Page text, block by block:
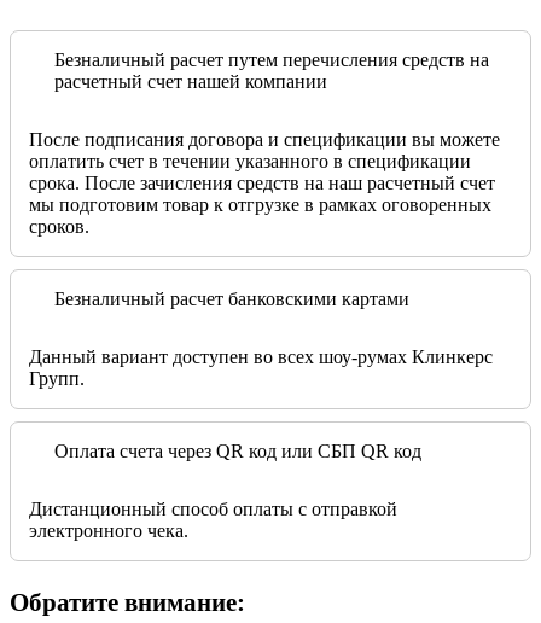
Безналичный расчет путем перечисления средств на
расчетный счет нашей компании
После подписания договора и спецификации вы можете
оплатить счет в течении указанного в спецификации
срока. После зачисления средств на наш расчетный счет
мы подготовим товар к отгрузке в рамках оговоренных
сроков.
Безналичный расчет банковскими картами
Данный вариант доступен во всех шоу-румах Клинкерс
Групп.
Оплата счета через QR код или СБП QR код
Дистанционный способ оплаты с отправкой
электронного чека.
Обратите внимание: